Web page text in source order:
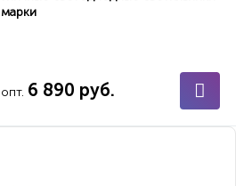
марки
опт. 6 890 руб.